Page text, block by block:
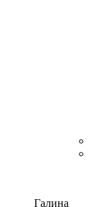
Галина